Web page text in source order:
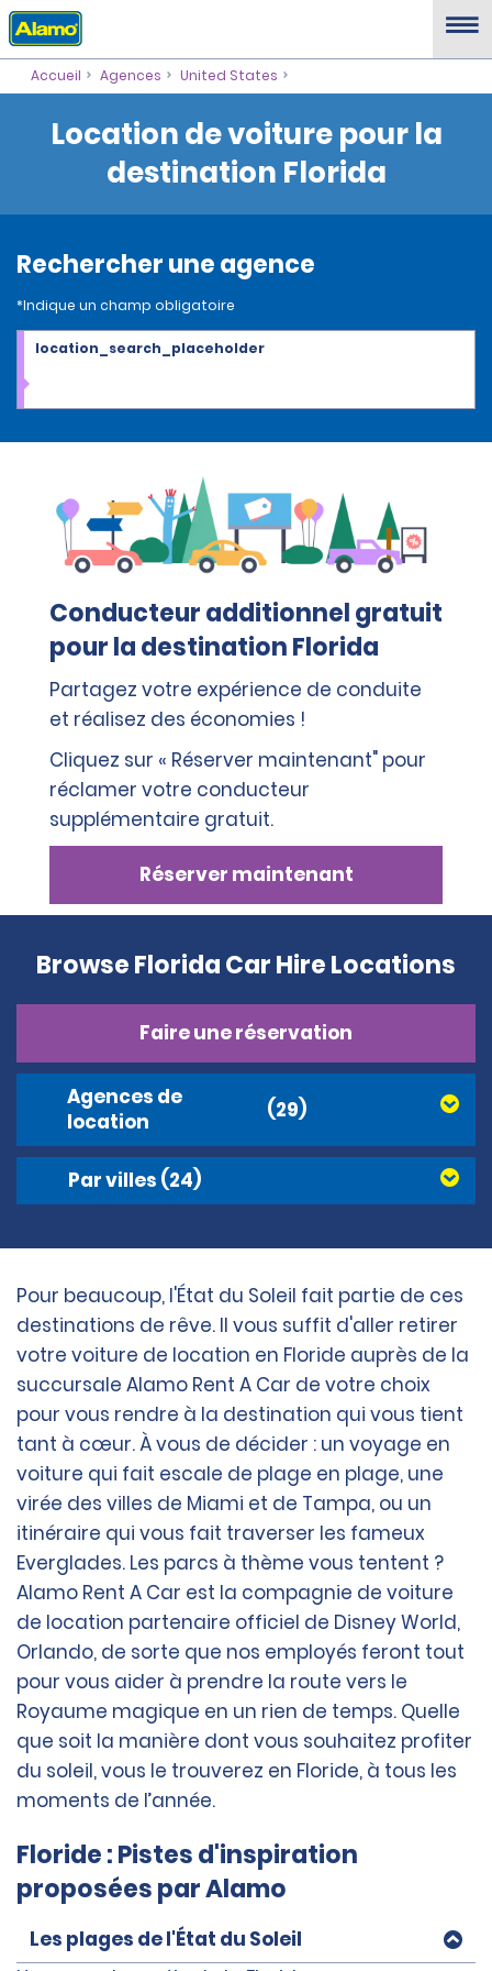
Accueil Agences United States
Location de voiture pour la
destination Florida
Rechercher une agence
*Indique un champ obligatoire
location_search_placeholder
Conducteur additionnel gratuit
pour la destination Florida
Partagez votre expérience de conduite
et réalisez des économies !
Cliquez sur « Réserver maintenant" pour
réclamer votre conducteur
supplémentaire gratuit.
Réserver maintenant
Browse Florida Car Hire Locations
Faire une réservation
Agences de
location
(29)
Par villes (24)
Pour beaucoup, l'État du Soleil fait partie de ces
destinations de rêve. Il vous suffit d'aller retirer
votre voiture de location en Floride auprès de la
succursale Alamo Rent A Car de votre choix
pour vous rendre à la destination qui vous tient
tant à cœur. À vous de décider : un voyage en
voiture qui fait escale de plage en plage, une
virée des villes de Miami et de Tampa, ou un
itinéraire qui vous fait traverser les fameux
Everglades. Les parcs à thème vous tentent ?
Alamo Rent A Car est la compagnie de voiture
de location partenaire officiel de Disney World,
Orlando, de sorte que nos employés feront tout
pour vous aider à prendre la route vers le
Royaume magique en un rien de temps. Quelle
que soit la manière dont vous souhaitez profiter
du soleil, vous le trouverez en Floride, à tous les
moments de l’année.
Floride : Pistes d'inspiration
proposées par Alamo
Les plages de l'État du Soleil